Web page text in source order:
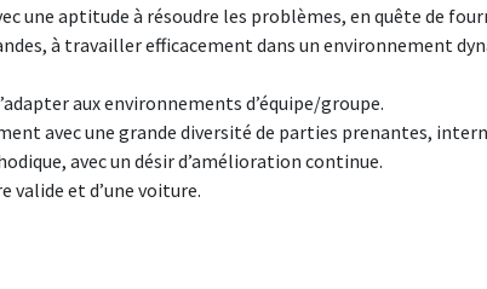
une aptitude à résoudre les problèmes, en quête de
à travailler efficacement dans un environnement
aux environnements d’équipe/groupe.
avec une grande diversité de parties prenantes,
avec un désir d’amélioration continue.
valide et d’une voiture.